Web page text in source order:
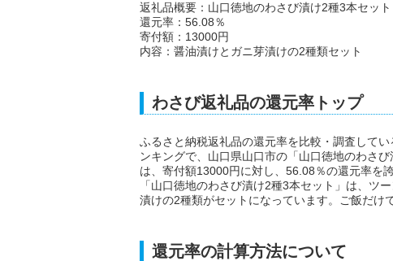
返礼品概要：山口徳地のわさび漬け2種3本セット
還元率：56.08％
寄付額：13000円
内容：醤油漬けとガニ芽漬けの2種類セット
わさび返礼品の還元率トップ
ふるさと納税返礼品の還元率を比較・調査して
ンキングで、山口県山口市の「山口徳地のわさ
は、寄付額13000円に対し、56.08％の還元率を誇
「山口徳地のわさび漬け2種3本セット」は、ツ
漬けの2種類がセットになっています。ご飯だけ
還元率の計算方法について